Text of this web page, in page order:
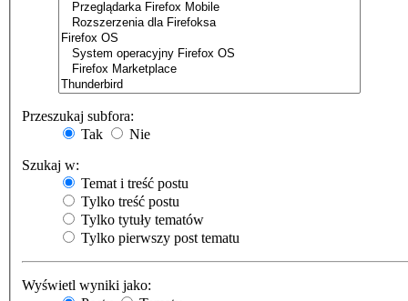
Przeszukaj subfora:
Tak
Nie
Szukaj w:
Temat i treść postu
Tylko treść postu
Tylko tytuły tematów
Tylko pierwszy post tematu
Wyświetl wyniki jako: